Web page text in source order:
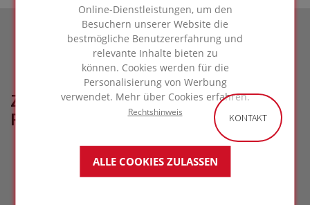
Online-Dienstleistungen, um den
Besuchern unserer Website die
bestmögliche Benutzererfahrung und
relevante Inhalte bieten zu
können. Cookies werden für die
Personalisierung von Werbung
verwendet. Mehr über Cookies erfahren.
Rechtshinweis
ALLE COOKIES ZULASSEN
ZUGEHÖRIGE
REFERENZPROJEKTE
KONTAKT